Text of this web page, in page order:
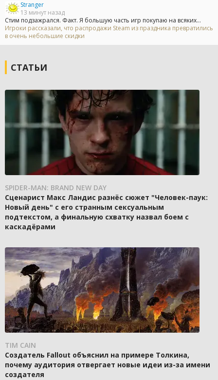
Stranger
13 минут назад
Стим подзажрался. Факт. Я большую часть игр покупаю на всяких...
Игроки рассказали, что распродажи Steam из праздника превратились
в очень небольшие скидки
СТАТЬИ
SPIDER-MAN: BRAND NEW DAY
Сценарист Макс Ландис разнёс сюжет "Человек-паук:
Новый день" с его странным сексуальным
подтекстом, а финальную схватку назвал боем с
каскадёрами
TIM CAIN
Создатель Fallout объяснил на примере Толкина,
почему аудитория отвергает новые идеи из-за имени
создателя